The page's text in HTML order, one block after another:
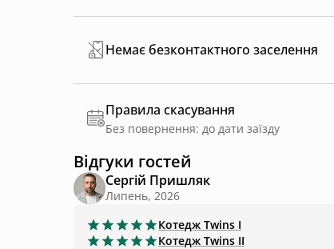
Немає безконтактного заселення
Правила скасування
Без повернення: до дати заїзду
Відгуки гостей
Сергій Пришляк
Липень, 2026
Котедж Twins I
Котедж Twins II